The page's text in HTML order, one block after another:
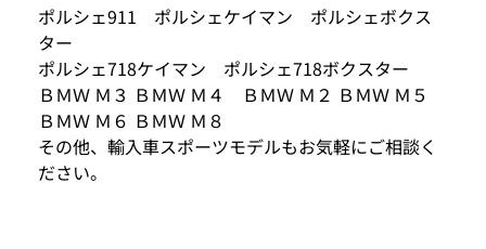
ポルシェ911 ポルシェケイマン ポルシェボクス
ター
ポルシェ718ケイマン ポルシェ718ボクスター
ＢＭＷ Ｍ３ ＢＭＷ Ｍ４ ＢＭＷ Ｍ２ ＢＭＷ Ｍ５
ＢＭＷ Ｍ６ ＢＭＷ Ｍ８
その他、輸入車スポーツモデルもお気軽にご相談く
ださい。